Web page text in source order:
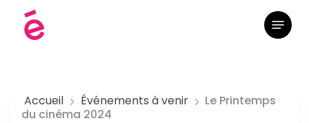
Menu
Accueil Événements à venir
Le Printemps
du cinéma 2024